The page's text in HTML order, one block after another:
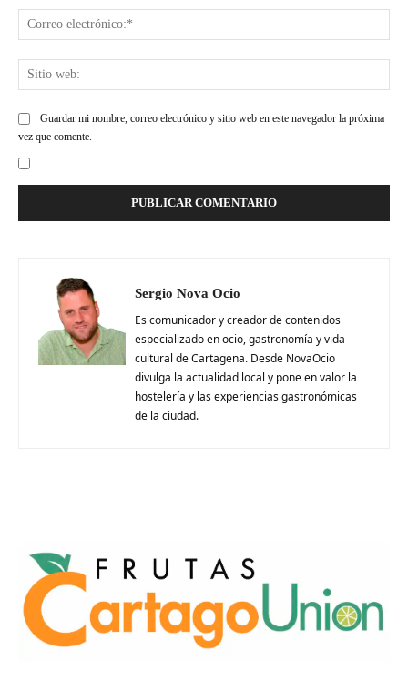
Guardar mi nombre, correo electrónico y sitio web en este navegador la próxima
vez que comente.
Sergio Nova Ocio
Es comunicador y creador de contenidos
especializado en ocio, gastronomía y vida
cultural de Cartagena. Desde NovaOcio
divulga la actualidad local y pone en valor la
hostelería y las experiencias gastronómicas
de la ciudad.